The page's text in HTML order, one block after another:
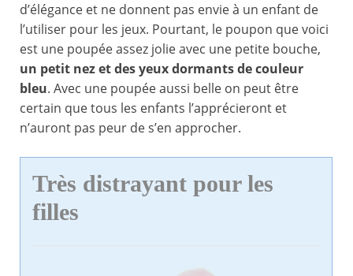
d’élégance et ne donnent pas envie à un enfant de
l’utiliser pour les jeux. Pourtant, le poupon que voici
est une poupée assez jolie avec une petite bouche,
un petit nez et des yeux dormants de couleur
bleu. Avec une poupée aussi belle on peut être
certain que tous les enfants l’apprécieront et
n’auront pas peur de s’en approcher.
Très distrayant pour les
filles